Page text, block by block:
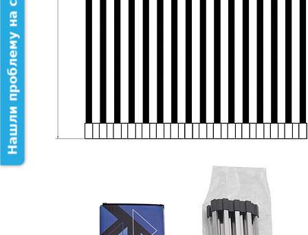
Нашли проблему на сайте?